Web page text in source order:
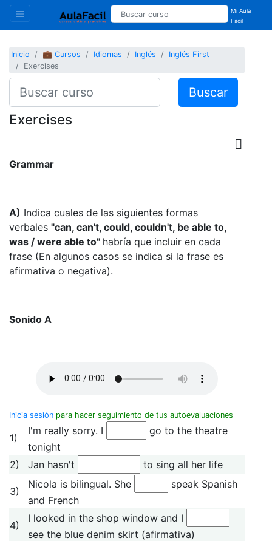
Mi Aula
Facil
Inicio 💼 Cursos Idiomas Inglés
Inglés First
Exercises
Buscar
Exercises
Grammar
A) Indica cuales de las siguientes formas
verbales "can, can't, could, couldn't, be able to,
was / were able to" habría que incluir en cada
frase (En algunos casos se indica si la frase es
afirmativa o negativa).
Sonido A
Inicia sesión para hacer seguimiento de tus autoevaluaciones
1)
I'm really sorry. I
go to the theatre
tonight
2)
Jan hasn't to sing all her life
3)
Nicola is bilingual. She
speak Spanish
and French
4)
I looked in the shop window and I
see the blue denim skirt (afirmativa)